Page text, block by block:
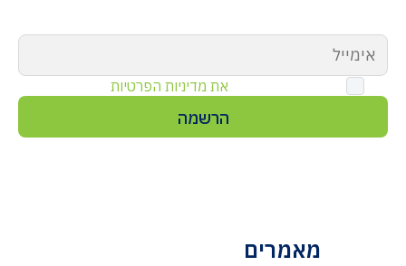
את מדיניות הפרטיות
מאמרים